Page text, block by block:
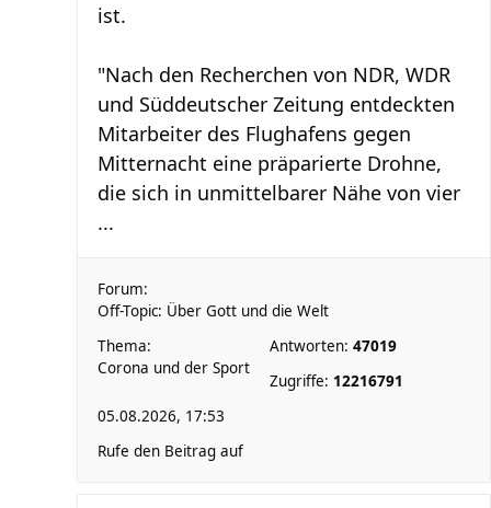
ist.
"Nach den Recherchen von NDR, WDR
und Süddeutscher Zeitung entdeckten
Mitarbeiter des Flughafens gegen
Mitternacht eine präparierte Drohne,
die sich in unmittelbarer Nähe von vier
...
Forum:
Off-Topic: Über Gott und die Welt
Thema:
Corona und der Sport
Antworten: 47019
Zugriffe: 12216791
05.08.2026, 17:53
Rufe den Beitrag auf